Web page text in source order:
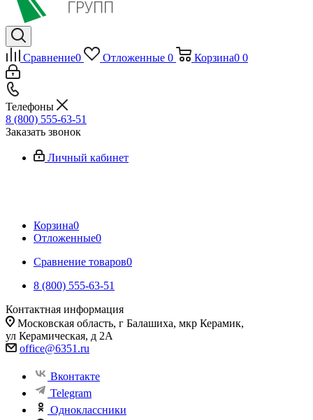
Сравнение0 Отложенные 0 Корзина0 0
Телефоны
8 (800) 555-63-51
Заказать звонок
Личный кабинет
Корзина0
Отложенные0
Сравнение товаров0
8 (800) 555-63-51
Контактная информация
Московская область, г Балашиха, мкр Керамик,
ул Керамическая, д 2А
office@6351.ru
Вконтакте
Telegram
Одноклассники